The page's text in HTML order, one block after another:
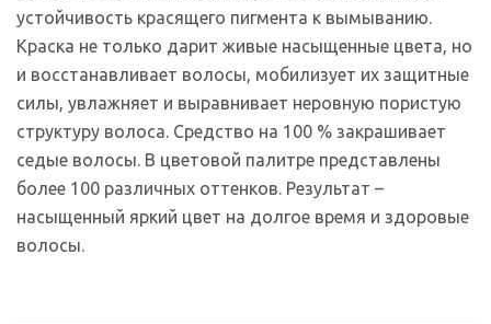
устойчивость красящего пигмента к вымыванию.
Краска не только дарит живые насыщенные цвета, но
и восстанавливает волосы, мобилизует их защитные
силы, увлажняет и выравнивает неровную пористую
структуру волоса. Средство на 100 % закрашивает
седые волосы. В цветовой палитре представлены
более 100 различных оттенков. Результат –
насыщенный яркий цвет на долгое время и здоровые
волосы.